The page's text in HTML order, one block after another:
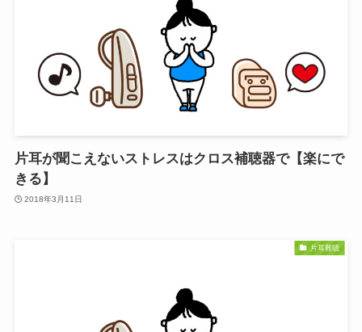
片耳が聞こえないストレスはクロス補聴器で【楽にで
きる】
2018年3月11日
片耳難聴